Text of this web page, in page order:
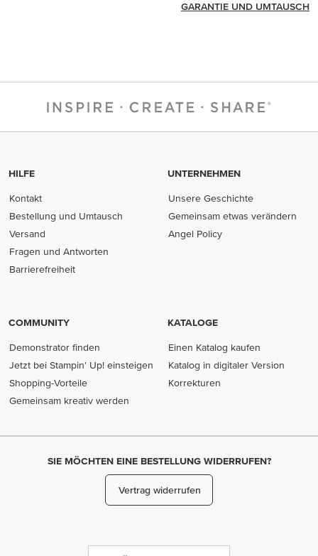
GARANTIE UND UMTAUSCH
HILFE
Kontakt
Bestellung und Umtausch
Versand
Fragen und Antworten
Barrierefreiheit
UNTERNEHMEN
Unsere Geschichte
Gemeinsam etwas verändern
Angel Policy
COMMUNITY
Demonstrator finden
Jetzt bei Stampin' Up! einsteigen
Shopping-Vorteile
Gemeinsam kreativ werden
KATALOGE
Einen Katalog kaufen
Katalog in digitaler Version
Korrekturen
SIE MÖCHTEN EINE BESTELLUNG WIDERRUFEN?
Vertrag widerrufen